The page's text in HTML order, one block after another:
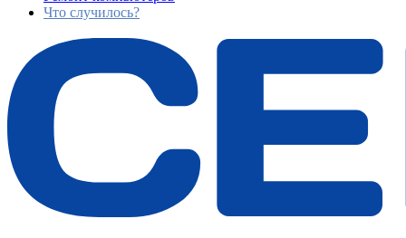
Что случилось?